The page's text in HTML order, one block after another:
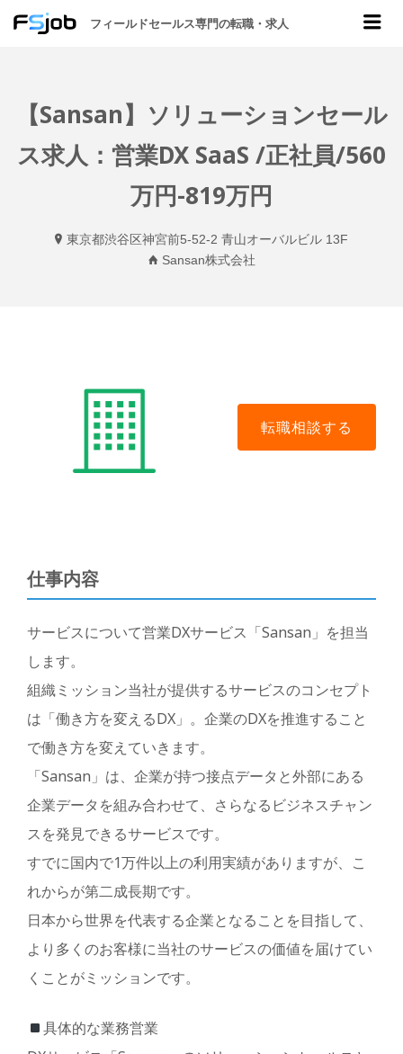
CSJOB
フィールドセールス専門の転職・求人
【Sansan】ソリューションセール
ス求人：営業DX SaaS /正社員/560
万円-819万円
東京都渋谷区神宮前5-52-2 青山オーバルビル 13F
Sansan株式会社
仕事内容
サービスについて営業DXサービス「Sansan」を担当
します。
組織ミッション当社が提供するサービスのコンセプト
は「働き方を変えるDX」。企業のDXを推進すること
で働き方を変えていきます。
「Sansan」は、企業が持つ接点データと外部にある
企業データを組み合わせて、さらなるビジネスチャン
スを発見できるサービスです。
すでに国内で1万件以上の利用実績がありますが、こ
れからが第二成長期です。
日本から世界を代表する企業となることを目指して、
より多くのお客様に当社のサービスの価値を届けてい
くことがミッションです。
具体的な業務営業